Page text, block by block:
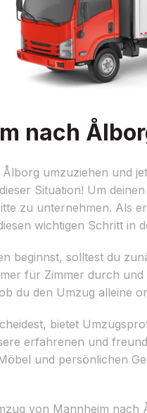
nach
umzuziehen und
Situation! Um
zu unternehmen. Als
wichtigen Schritt in
beginnst, solltest du
für Zimmer durch
du den Umzug alleine
bietet
erfahrenen und
und persönlichen
von Mannheim